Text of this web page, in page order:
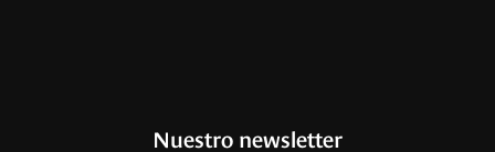
Nuestro newsletter